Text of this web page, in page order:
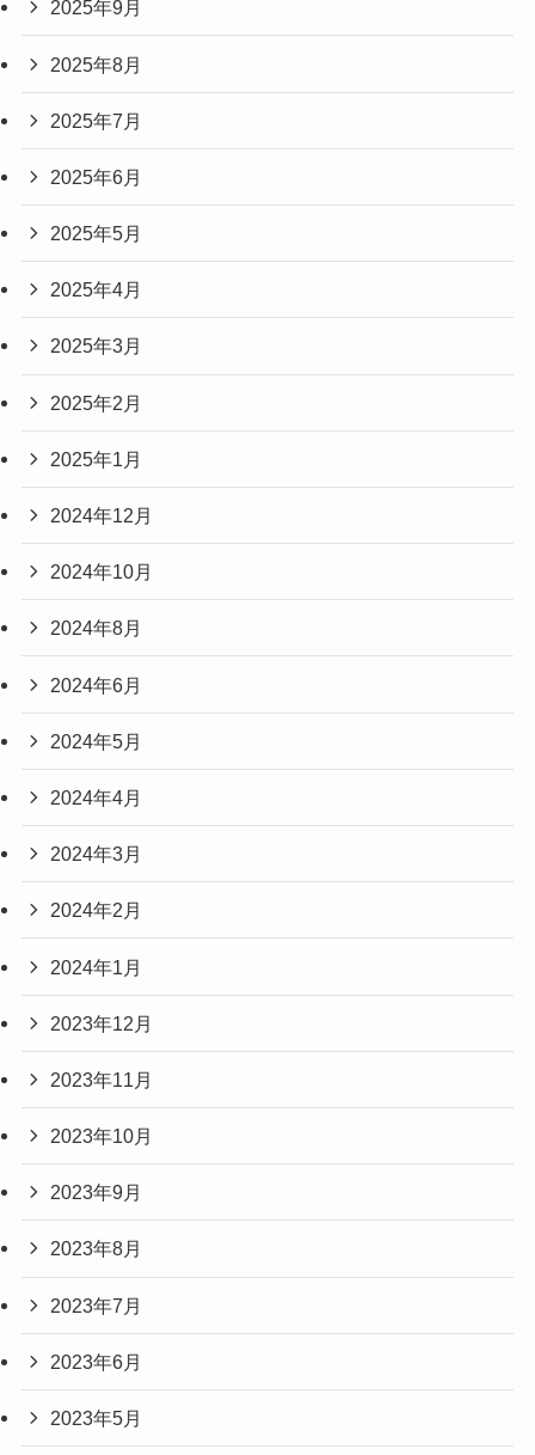
2025年9月
2025年8月
2025年7月
2025年6月
2025年5月
2025年4月
2025年3月
2025年2月
2025年1月
2024年12月
2024年10月
2024年8月
2024年6月
2024年5月
2024年4月
2024年3月
2024年2月
2024年1月
2023年12月
2023年11月
2023年10月
2023年9月
2023年8月
2023年7月
2023年6月
2023年5月